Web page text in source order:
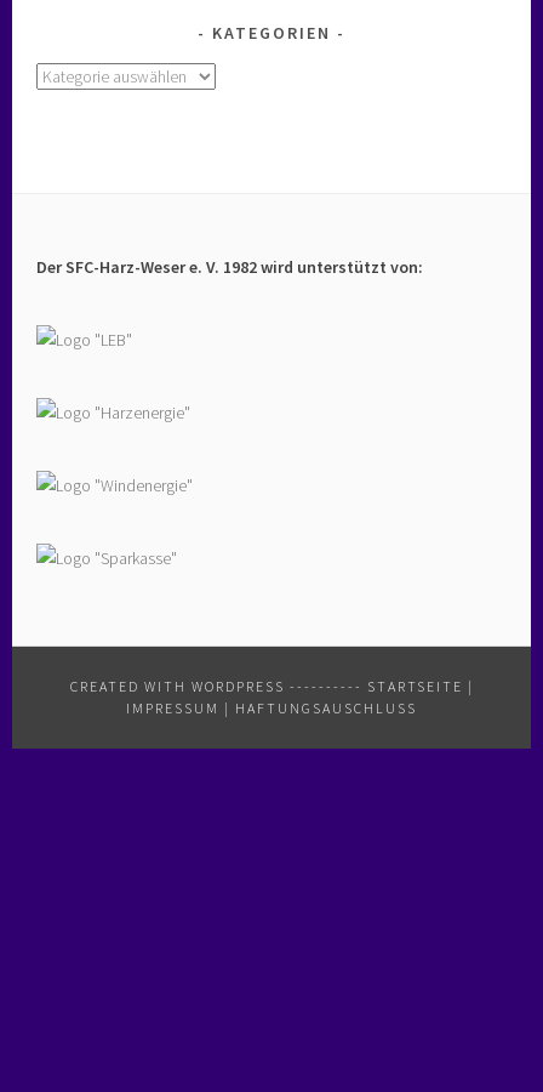
KATEGORIEN
Kategorien
Der SFC-Harz-Weser e. V. 1982 wird unterstützt von:
CREATED WITH WORDPRESS ---------- STARTSEITE |
IMPRESSUM | HAFTUNGSAUSCHLUSS